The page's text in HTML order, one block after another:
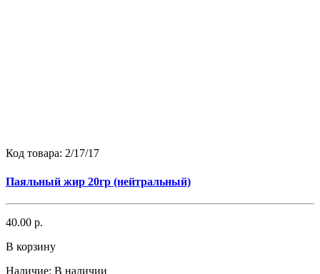
Код товара: 2/17/17
Паяльный жир 20гр (нейтральный)
40.00 р.
В корзину
Наличие: В наличии